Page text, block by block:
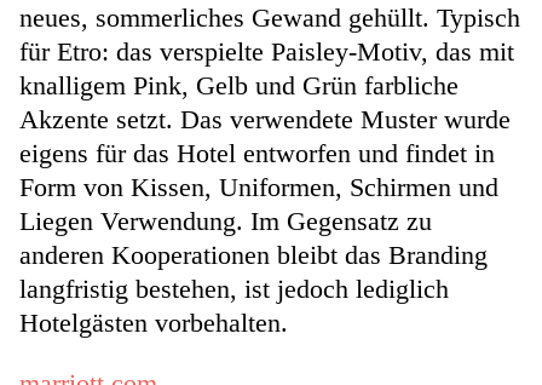
neues, sommerliches Gewand gehüllt. Typisch
für Etro: das verspielte Paisley-Motiv, das mit
knalligem Pink, Gelb und Grün farbliche
Akzente setzt. Das verwendete Muster wurde
eigens für das Hotel entworfen und findet in
Form von Kissen, Uniformen, Schirmen und
Liegen Verwendung. Im Gegensatz zu
anderen Kooperationen bleibt das Branding
langfristig bestehen, ist jedoch lediglich
Hotelgästen vorbehalten.